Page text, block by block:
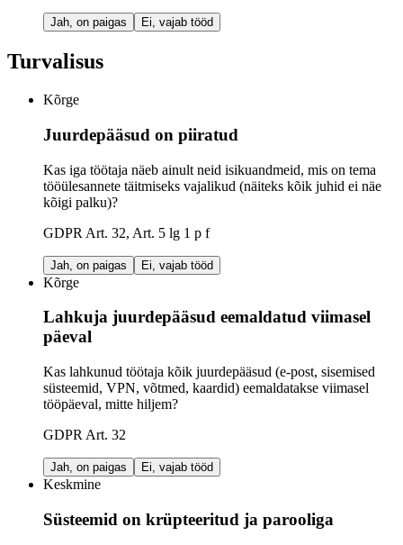
Jah, on paigas Ei, vajab tööd
Turvalisus
Kõrge
Juurdepääsud on piiratud
Kas iga töötaja näeb ainult neid isikuandmeid, mis on tema
tööülesannete täitmiseks vajalikud (näiteks kõik juhid ei näe
kõigi palku)?
GDPR Art. 32, Art. 5 lg 1 p f
Jah, on paigas Ei, vajab tööd
Kõrge
Lahkuja juurdepääsud eemaldatud viimasel
päeval
Kas lahkunud töötaja kõik juurdepääsud (e-post, sisemised
süsteemid, VPN, võtmed, kaardid) eemaldatakse viimasel
tööpäeval, mitte hiljem?
GDPR Art. 32
Jah, on paigas Ei, vajab tööd
Keskmine
Süsteemid on krüpteeritud ja parooliga